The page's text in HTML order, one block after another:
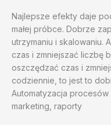
Najlepsze efekty daje
małej próbce. Dobrze
utrzymaniu i skalowaniu.
czas i zmniejszać liczbę
oszczędzać czas i
codziennie, to jest to
Automatyzacja
marketing, raporty